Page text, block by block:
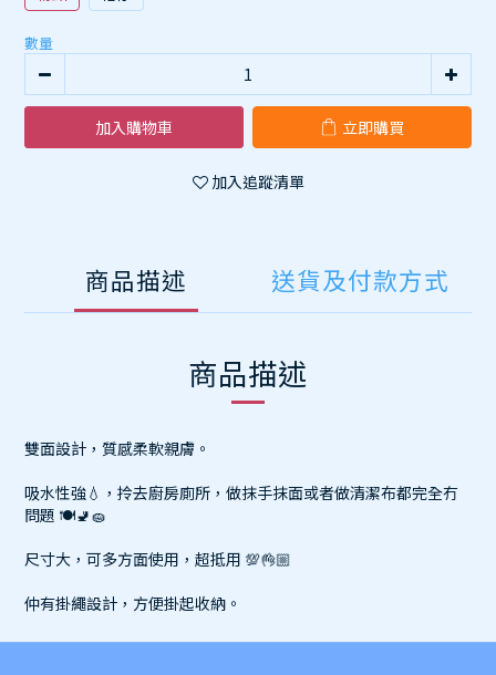
數量
加入購物車 立即購買
加入追蹤清單
商品描述 送貨及付款方式
商品描述
雙面設計，質感柔軟親膚。
吸水性強💧，拎去廚房廁所，做抹手抹面或者做清潔布都完全冇
問題 🍽️🚽🧽
尺寸大，可多方面使用，超抵用 💯👌🏼
仲有掛繩設計，方便掛起收納。